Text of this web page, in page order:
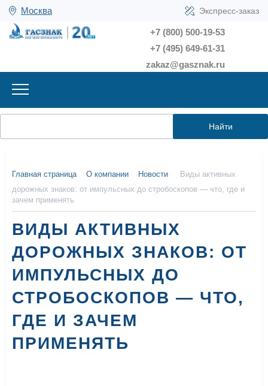
Москва Экспресс-заказ
+7 (800) 500-19-53
+7 (495) 649-61-31
zakaz@gasznak.ru
Найти
Главная страница О компании Новости
Виды активных
дорожных знаков: от импульсных до стробоскопов — что, где и
зачем применять
ВИДЫ АКТИВНЫХ
ДОРОЖНЫХ ЗНАКОВ: ОТ
ИМПУЛЬСНЫХ ДО
СТРОБОСКОПОВ — ЧТО,
ГДЕ И ЗАЧЕМ
ПРИМЕНЯТЬ